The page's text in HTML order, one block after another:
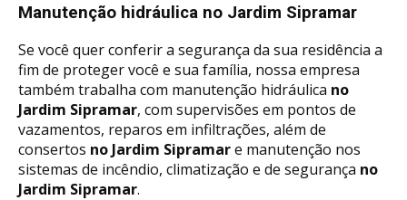
Manutenção hidráulica no Jardim Sipramar
Se você quer conferir a segurança da sua residência a
fim de proteger você e sua família, nossa empresa
também trabalha com manutenção hidráulica no
Jardim Sipramar, com supervisões em pontos de
vazamentos, reparos em infiltrações, além de
consertos no Jardim Sipramare manutenção nos
sistemas de incêndio, climatização e de segurança no
Jardim Sipramar.